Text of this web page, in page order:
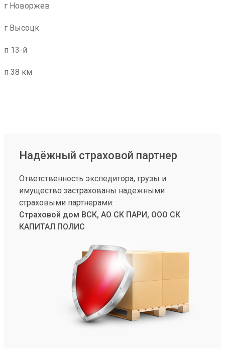
г Новоржев
г Высоцк
п 13-й
п 38 км
Надёжный страховой партнер
Ответственность экспедитора, грузы и
имущество застрахованы надежными
страховыми партнерами:
Страховой дом ВСК, АО СК ПАРИ, ООО СК
КАПИТАЛ ПОЛИС